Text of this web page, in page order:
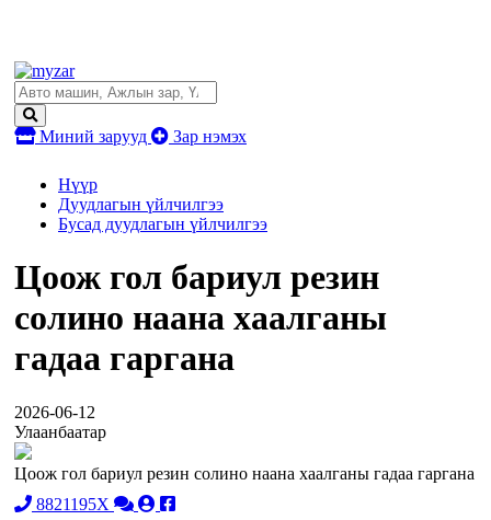
Миний зарууд Зар нэмэх
Нүүр
Дуудлагын үйлчилгээ
Бусад дуудлагын үйлчилгээ
Цоож гол бариул резин
солино наана хаалганы
гадаа гаргана
2026-06-12
Улаанбаатар
Цоож гол бариул резин солино наана хаалганы гадаа гаргана
8821195X